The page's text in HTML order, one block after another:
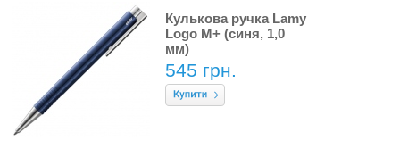
Кулькова ручка Lamy
Logo M+ (синя, 1,0
мм)
545 грн.